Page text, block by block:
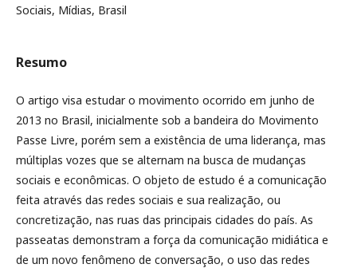
Sociais, Mídias, Brasil
Resumo
O artigo visa estudar o movimento ocorrido em junho de
2013 no Brasil, inicialmente sob a bandeira do Movimento
Passe Livre, porém sem a existência de uma liderança, mas
múltiplas vozes que se alternam na busca de mudanças
sociais e econômicas. O objeto de estudo é a comunicação
feita através das redes sociais e sua realização, ou
concretização, nas ruas das principais cidades do país. As
passeatas demonstram a força da comunicação midiática e
de um novo fenômeno de conversação, o uso das redes